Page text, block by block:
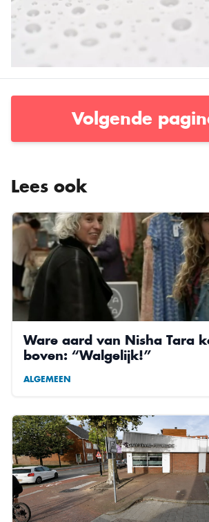
Volgende
Lees ook
Ware aard van Nisha Tara
boven: “Walgelijk!”
ALGEMEEN